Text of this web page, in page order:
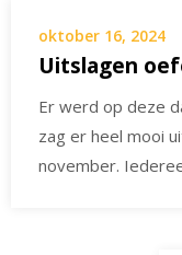
oktober 16, 2024
Uitslagen
Er werd op deze
zag er heel mooi
november.